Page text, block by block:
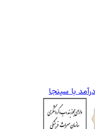
با سپنجا